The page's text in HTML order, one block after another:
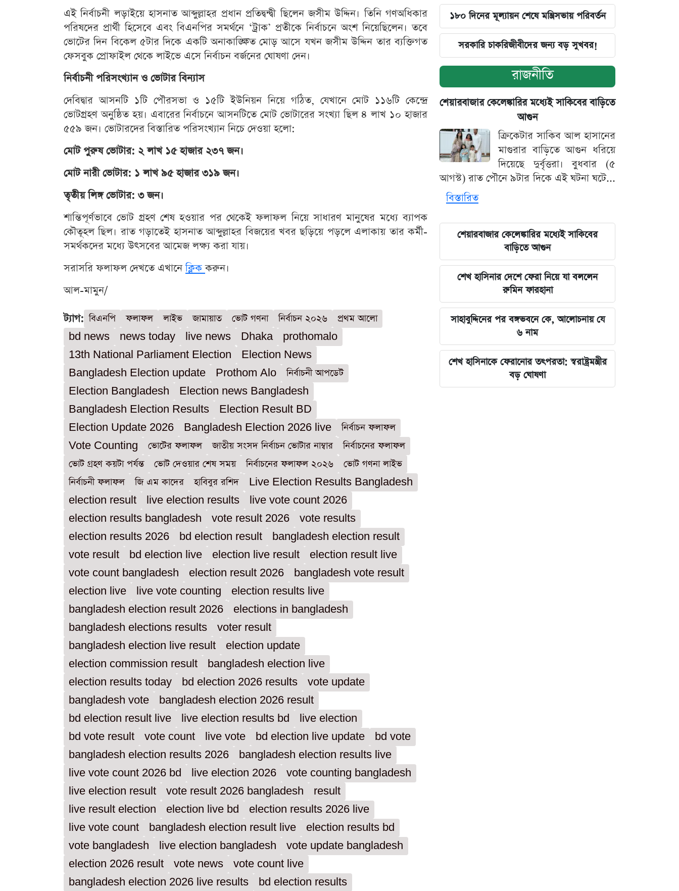
এই নির্বাচনী লড়াইয়ে হাসনাত আব্দুল্লাহর প্রধান প্রতিদ্বন্দ্বী ছিলেন জসীম উদ্দিন। তিনি গণঅধিকার
পরিষদের প্রার্থী হিসেবে এবং বিএনপির সমর্থনে ‘ট্রাক’ প্রতীকে নির্বাচনে অংশ নিয়েছিলেন। তবে
ভোটের দিন বিকেল ৫টার দিকে একটি অনাকাঙ্ক্ষিত মোড় আসে যখন জসীম উদ্দিন তার ব্যক্তিগত
ফেসবুক প্রোফাইল থেকে লাইভে এসে নির্বাচন বর্জনের ঘোষণা দেন।
নির্বাচনী পরিসংখ্যান ও ভোটার বিন্যাস
দেবিদ্বার আসনটি ১টি পৌরসভা ও ১৫টি ইউনিয়ন নিয়ে গঠিত, যেখানে মোট ১১৬টি কেন্দ্রে
ভোটগ্রহণ অনুষ্ঠিত হয়। এবারের নির্বাচনে আসনটিতে মোট ভোটারের সংখ্যা ছিল ৪ লাখ ১০ হাজার
৫৫৯ জন। ভোটারদের বিস্তারিত পরিসংখ্যান নিচে দেওয়া হলো:
মোট পুরুষ ভোটার: ২ লাখ ১৫ হাজার ২৩৭ জন।
মোট নারী ভোটার: ১ লাখ ৯৫ হাজার ৩১৯ জন।
তৃতীয় লিঙ্গ ভোটার: ৩ জন।
শান্তিপূর্ণভাবে ভোট গ্রহণ শেষ হওয়ার পর থেকেই ফলাফল নিয়ে সাধারণ মানুষের মধ্যে ব্যাপক
কৌতূহল ছিল। রাত গড়াতেই হাসনাত আব্দুল্লাহর বিজয়ের খবর ছড়িয়ে পড়লে এলাকায় তার কর্মী-
সমর্থকদের মধ্যে উৎসবের আমেজ লক্ষ্য করা যায়।
সরাসরি ফলাফল দেখতে এখানেক্লিককরুন।
আল-মামুন/
ট্যাগ: বিএনপি ফলাফল লাইভ জামায়াত ভোট গণনা নির্বাচন ২০২৬
প্রথম আলো
bd news
news today live news Dhaka
prothomalo
13th National Parliament Election
Election News
Bangladesh Election update
Prothom Alo
নির্বাচনী আপডেট
Election Bangladesh
Election news Bangladesh
Bangladesh Election Results
Election Result BD
Election Update 2026
Bangladesh Election 2026 live
নির্বাচন ফলাফল
Vote Counting
ভোটের ফলাফল জাতীয় সংসদ নির্বাচন ভোটার নাম্বার
নির্বাচনের ফলাফল
ভোট গ্রহণ কয়টা পর্যন্ত
ভোট দেওয়ার শেষ সময় নির্বাচনের ফলাফল ২০২৬
ভোট গণনা লাইভ
নির্বাচনী ফলাফল
জি এম কাদের হাবিবুর রশিদ
Live Election Results Bangladesh
election result
live election results
live vote count 2026
election results bangladesh
vote result 2026
vote results
election results 2026
bd election result
bangladesh election result
vote result
bd election live election live result
election result live
vote count bangladesh
election result 2026
bangladesh vote result
election live
live vote counting
election results live
bangladesh election result 2026
elections in bangladesh
bangladesh elections results
voter result
bangladesh election live result
election update
election commission result
bangladesh election live
election results today
bd election 2026 results
vote update
bangladesh vote
bangladesh election 2026 result
bd election result live
live election results bd
live election
bd vote result
vote count live vote bd election live update
bd vote
bangladesh election results 2026
bangladesh election results live
live vote count 2026 bd
live election 2026
vote counting bangladesh
live election result
vote result 2026 bangladesh
result
live result election
election live bd
election results 2026 live
live vote count
bangladesh election result live
election results bd
vote bangladesh
live election bangladesh
vote update bangladesh
election 2026 result
vote news
vote count live
bangladesh election 2026 live results
bd election results
১৮০ দিনের মূল্যায়ন শেষে মন্ত্রিসভায় পরিবর্তন
সরকারি চাকরিজীবীদের জন্য বড় সুখবর!
রাজনীতি
শেয়ারবাজার কেলেঙ্কারির মধ্যেই সাকিবের বাড়িতে
আগুন
ক্রিকেটার সাকিব আল হাসানের
মাগুরার বাড়িতে আগুন ধরিয়ে
দিয়েছে দুর্বৃত্তরা। বুধবার (৫
আগস্ট) রাত পৌনে ৯টার দিকে এই ঘটনা ঘটে...
বিস্তারিত
শেয়ারবাজার কেলেঙ্কারির মধ্যেই সাকিবের
বাড়িতে আগুন
শেখ হাসিনার দেশে ফেরা নিয়ে যা বললেন
রুমিন ফারহানা
সাহাবুদ্দিনের পর বঙ্গভবনে কে, আলোচনায় যে
৬ নাম
শেখ হাসিনাকে ফেরানোর তৎপরতা: স্বরাষ্ট্রমন্ত্রীর
বড় ঘোষণা